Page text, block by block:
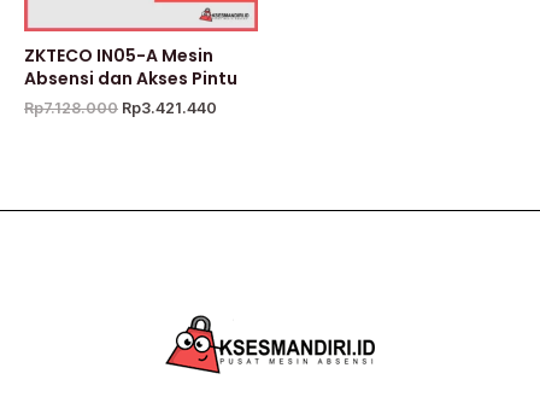
ZKTECO IN05-A Mesin
Absensi dan Akses Pintu
Rp7.128.000 Rp3.421.440